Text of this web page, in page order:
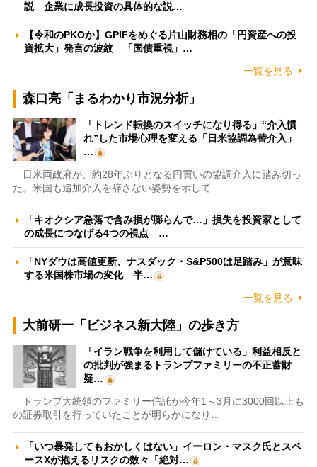
説 企業に成長投資の具体的な説…
【令和のPKOか】GPIFをめぐる片山財務相の「円資産への投
資拡大」発言の波紋 「国債重視」…
一覧を見る
森口亮「まるわかり市況分析」
「トレンド転換のスイッチになり得る」“介入慣
れ”した市場心理を変える「日米協調為替介入」
…
日米両政府が、約28年ぶりとなる円買いの協調介入に踏み切っ
た。米国も追加介入を辞さない姿勢を示して…
「キオクシア急落で含み損が膨らんで…」損失を投資家として
の成長につなげる4つの視点 …
「NYダウは高値更新、ナスダック・S&P500は足踏み」が意味
する米国株市場の変化 半…
一覧を見る
大前研一「ビジネス新大陸」の歩き方
「イラン戦争を利用して儲けている」利益相反と
の批判が強まるトランプファミリーの不正蓄財
疑…
トランプ大統領のファミリー信託が今年1～3月に3000回以上も
の証券取引を行っていたことが明らかになり…
「いつ暴発してもおかしくはない」イーロン・マスク氏とスペ
ースXが抱えるリスクの数々「絶対…